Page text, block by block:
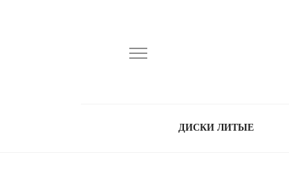
ДИСКИ ЛИТЫЕ